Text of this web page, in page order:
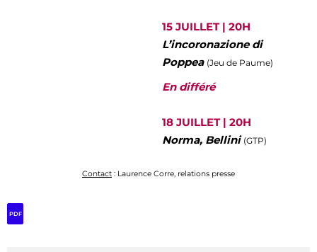
15 JUILLET | 20H
L’incoronazione di
Poppea (Jeu de Paume)
En différé
18 JUILLET | 20H
Norma, Bellini (GTP)
Contact : Laurence Corre, relations presse
PDF